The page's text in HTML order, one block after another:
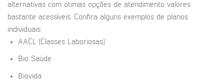
alternativas com ótimas opções de atendimento valores
bastante acessíveis. Confira alguns exemplos de planos
individuais:
AACL (Classes Laboriosas)
Bio Saúde
Biovida